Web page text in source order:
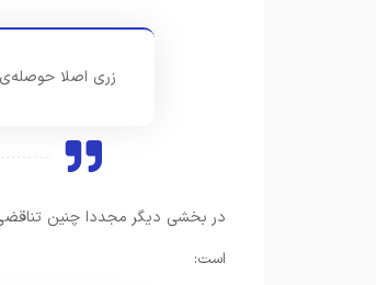
زری اصلا
در بخشی دیگر مجددا چنین
است: